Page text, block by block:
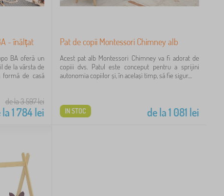
- înălțat
BA oferă un
de la vârsta de
formă de casă
de la 3 597lei
la1 784lei
Pat de copii Montessori Chimney alb
Acest pat alb Montessori Chimney va fi adorat de
copiii dvs. Patul este conceput pentru a sprijini
autonomia copiilor și, în același timp, să fie sigur....
de la1 081 lei
IN STOC